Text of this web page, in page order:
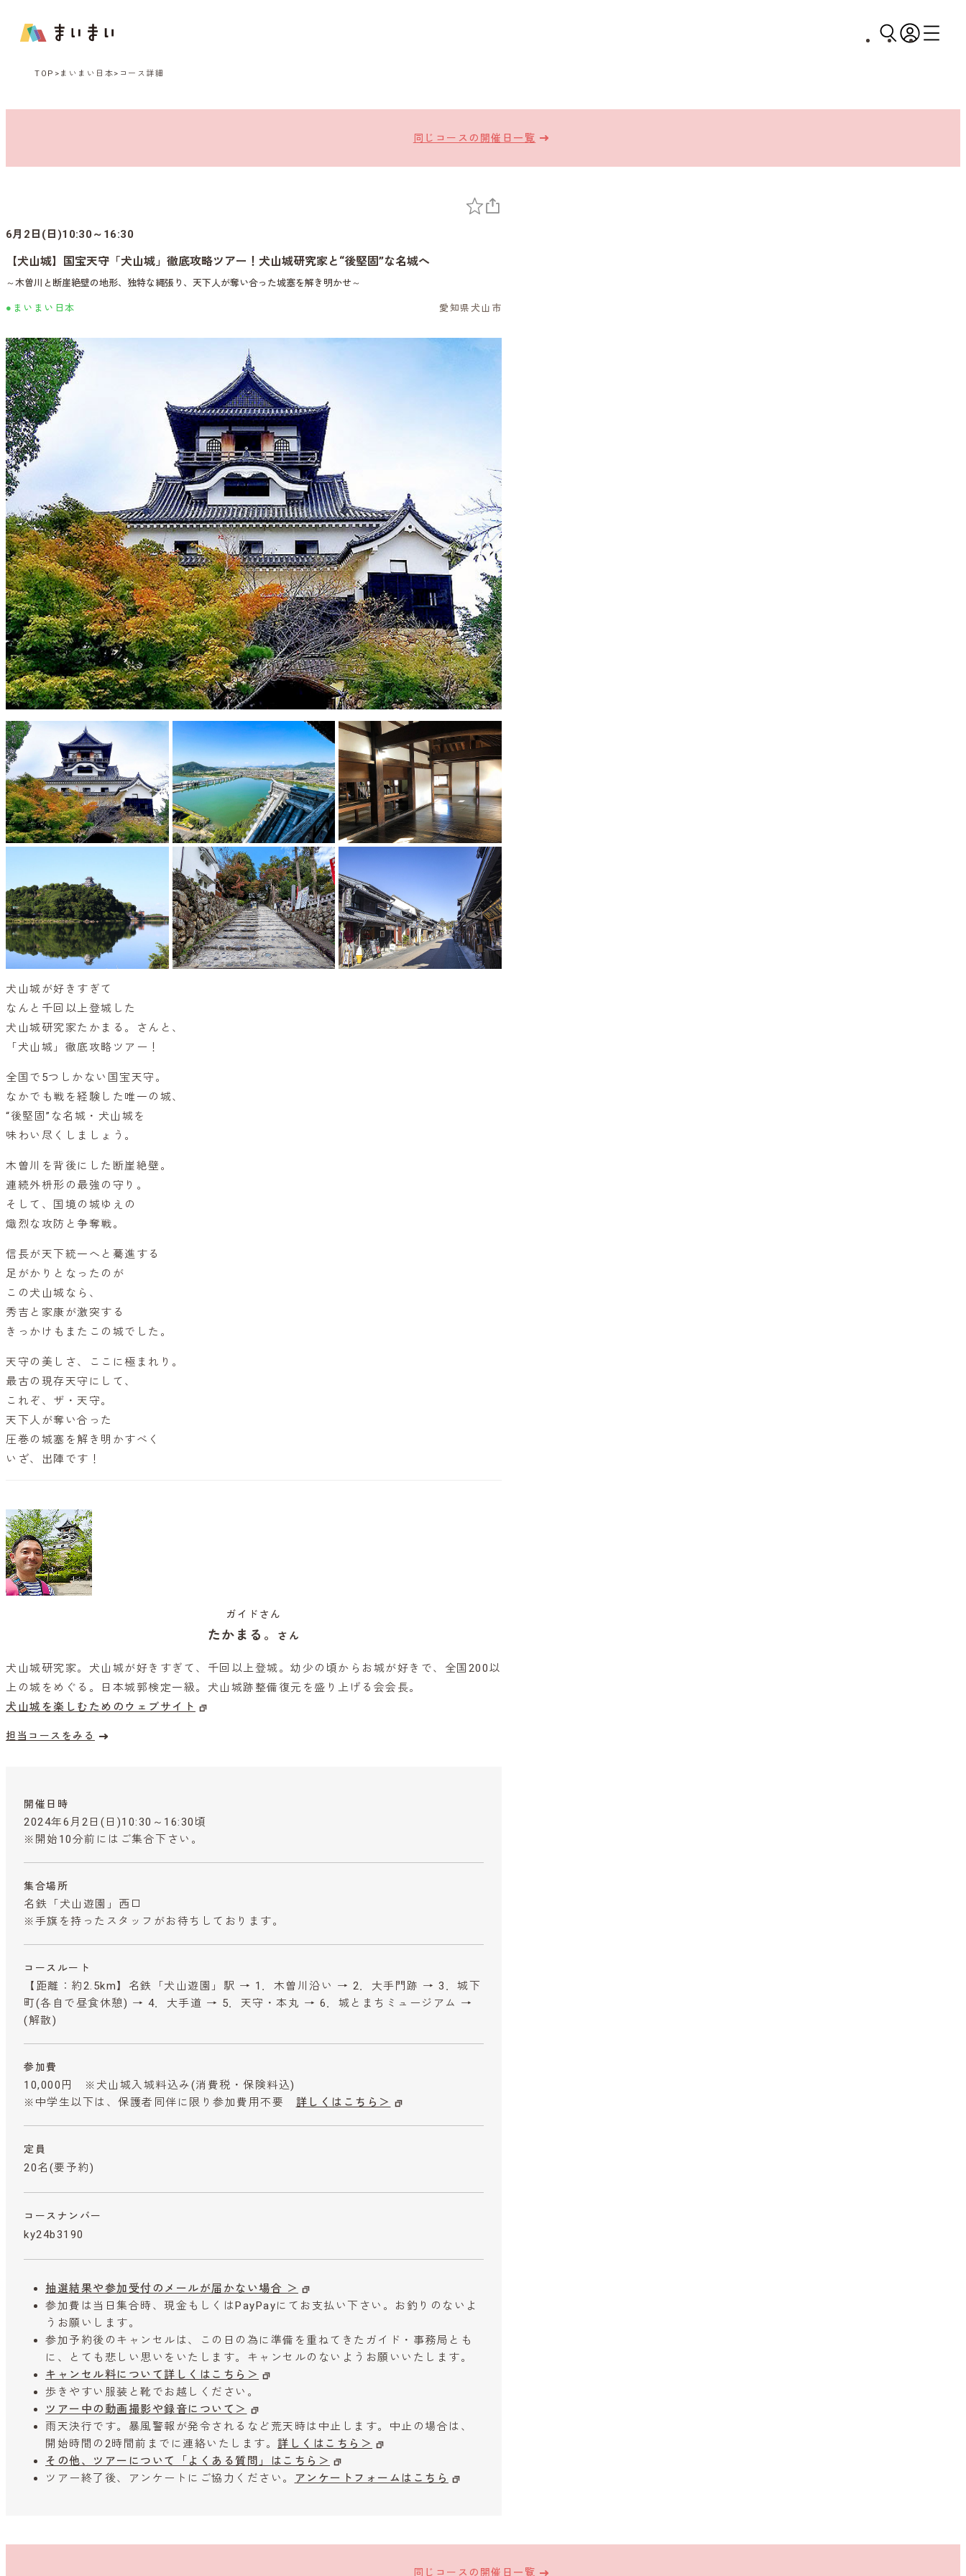
TOP まいまい日本 コース詳細
同じコースの開催日一覧
6月2日(日)10:30～16:30
【犬山城】国宝天守「犬山城」徹底攻略ツアー！犬山城研究家と“後堅固”な名城へ
～木曽川と断崖絶壁の地形、独特な縄張り、天下人が奪い合った城塞を解き明かせ～
●まいまい日本 愛知県犬山市
犬山城が好きすぎて
なんと千回以上登城した
犬山城研究家たかまる。さんと、
「犬山城」徹底攻略ツアー！
全国で5つしかない国宝天守。
なかでも戦を経験した唯一の城、
“後堅固”な名城・犬山城を
味わい尽くしましょう。
木曽川を背後にした断崖絶壁。
連続外枡形の最強の守り。
そして、国境の城ゆえの
熾烈な攻防と争奪戦。
信長が天下統一へと驀進する
足がかりとなったのが
この犬山城なら、
秀吉と家康が激突する
きっかけもまたこの城でした。
天守の美しさ、ここに極まれり。
最古の現存天守にして、
これぞ、ザ・天守。
天下人が奪い合った
圧巻の城塞を解き明かすべく
いざ、出陣です！
ガイドさん
たかまる。 さん
犬山城研究家。犬山城が好きすぎて、千回以上登城。幼少の頃からお城が好きで、全国200以
上の城をめぐる。日本城郭検定一級。犬山城跡整備復元を盛り上げる会会長。
犬山城を楽しむためのウェブサイト
担当コースをみる
開催日時
2024年6月2日(日)10:30～16:30頃
※開始10分前にはご集合下さい。
集合場所
名鉄「犬山遊園」西口
※手旗を持ったスタッフがお待ちしております。
コースルート
【距離：約2.5km】名鉄「犬山遊園」駅 → 1．木曽川沿い → 2．大手門跡 → 3．城下
町(各自で昼食休憩) → 4．大手道 → 5．天守・本丸 → 6．城とまちミュージアム →
(解散)
参加費
10,000円 ※犬山城入城料込み (消費税・保険料込)
※中学生以下は、保護者同伴に限り参加費用不要 詳しくはこちら＞
定員
20名(要予約)
コースナンバー
ky24b3190
抽選結果や参加受付のメールが届かない場合 ＞
参加費は当日集合時、現金もしくはPayPayにてお支払い下さい。お釣りのないよ
うお願いします。
参加予約後のキャンセルは、この日の為に準備を重ねてきたガイド・事務局とも
に、とても悲しい思いをいたします。キャンセルのないようお願いいたします。
キャンセル料について詳しくはこちら＞
歩きやすい服装と靴でお越しください。
ツアー中の動画撮影や録音について＞
雨天決行です。暴風警報が発令されるなど荒天時は中止します。中止の場合は、
開始時間の2時間前までに連絡いたします。 詳しくはこちら＞
その他、ツアーについて「よくある質問」はこちら＞
ツアー終了後、アンケートにご協力ください。
アンケートフォームはこちら
同じコースの開催日一覧